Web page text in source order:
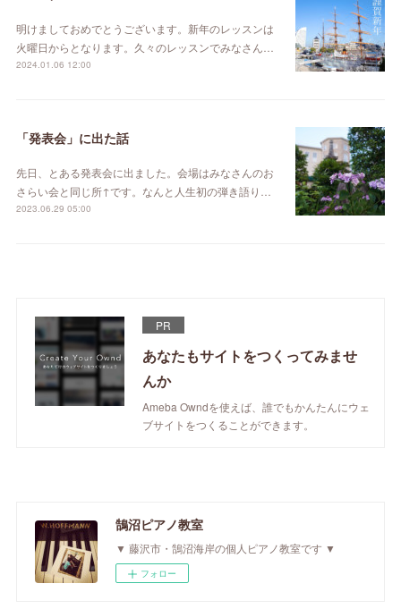
明けましておめでとうございます。新年のレッスンは
火曜日からとなります。久々のレッスンでみなさん…
2024.01.06 12:00
「発表会」に出た話
先日、とある発表会に出ました。会場はみなさんのお
さらい会と同じ所↑です。なんと人生初の弾き語り…
2023.06.29 05:00
PR
あなたもサイトをつくってみませ
んか
Ameba Owndを使えば、誰でもかんたんにウェ
ブサイトをつくることができます。
鵠沼ピアノ教室
▼ 藤沢市・鵠沼海岸の個人ピアノ教室です ▼
フォロー